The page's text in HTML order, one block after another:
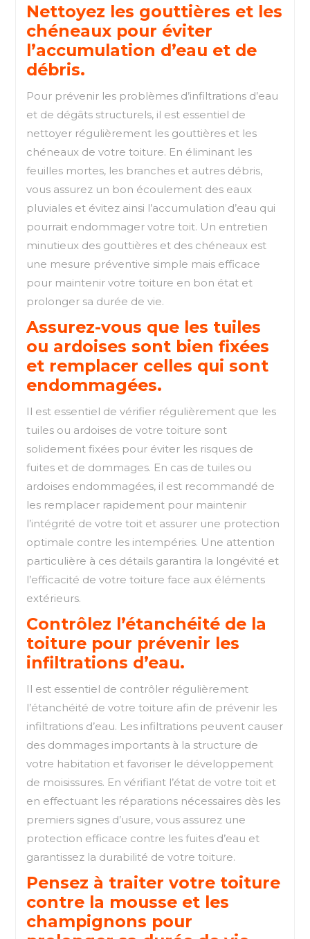
Nettoyez les gouttières et les
chéneaux pour éviter
l’accumulation d’eau et de
débris.
Pour prévenir les problèmes d’infiltrations d’eau
et de dégâts structurels, il est essentiel de
nettoyer régulièrement les gouttières et les
chéneaux de votre toiture. En éliminant les
feuilles mortes, les branches et autres débris,
vous assurez un bon écoulement des eaux
pluviales et évitez ainsi l’accumulation d’eau qui
pourrait endommager votre toit. Un entretien
minutieux des gouttières et des chéneaux est
une mesure préventive simple mais efficace
pour maintenir votre toiture en bon état et
prolonger sa durée de vie.
Assurez-vous que les tuiles
ou ardoises sont bien fixées
et remplacer celles qui sont
endommagées.
Il est essentiel de vérifier régulièrement que les
tuiles ou ardoises de votre toiture sont
solidement fixées pour éviter les risques de
fuites et de dommages. En cas de tuiles ou
ardoises endommagées, il est recommandé de
les remplacer rapidement pour maintenir
l’intégrité de votre toit et assurer une protection
optimale contre les intempéries. Une attention
particulière à ces détails garantira la longévité et
l’efficacité de votre toiture face aux éléments
extérieurs.
Contrôlez l’étanchéité de la
toiture pour prévenir les
infiltrations d’eau.
Il est essentiel de contrôler régulièrement
l’étanchéité de votre toiture afin de prévenir les
infiltrations d’eau. Les infiltrations peuvent causer
des dommages importants à la structure de
votre habitation et favoriser le développement
de moisissures. En vérifiant l’état de votre toit et
en effectuant les réparations nécessaires dès les
premiers signes d’usure, vous assurez une
protection efficace contre les fuites d’eau et
garantissez la durabilité de votre toiture.
Pensez à traiter votre toiture
contre la mousse et les
champignons pour